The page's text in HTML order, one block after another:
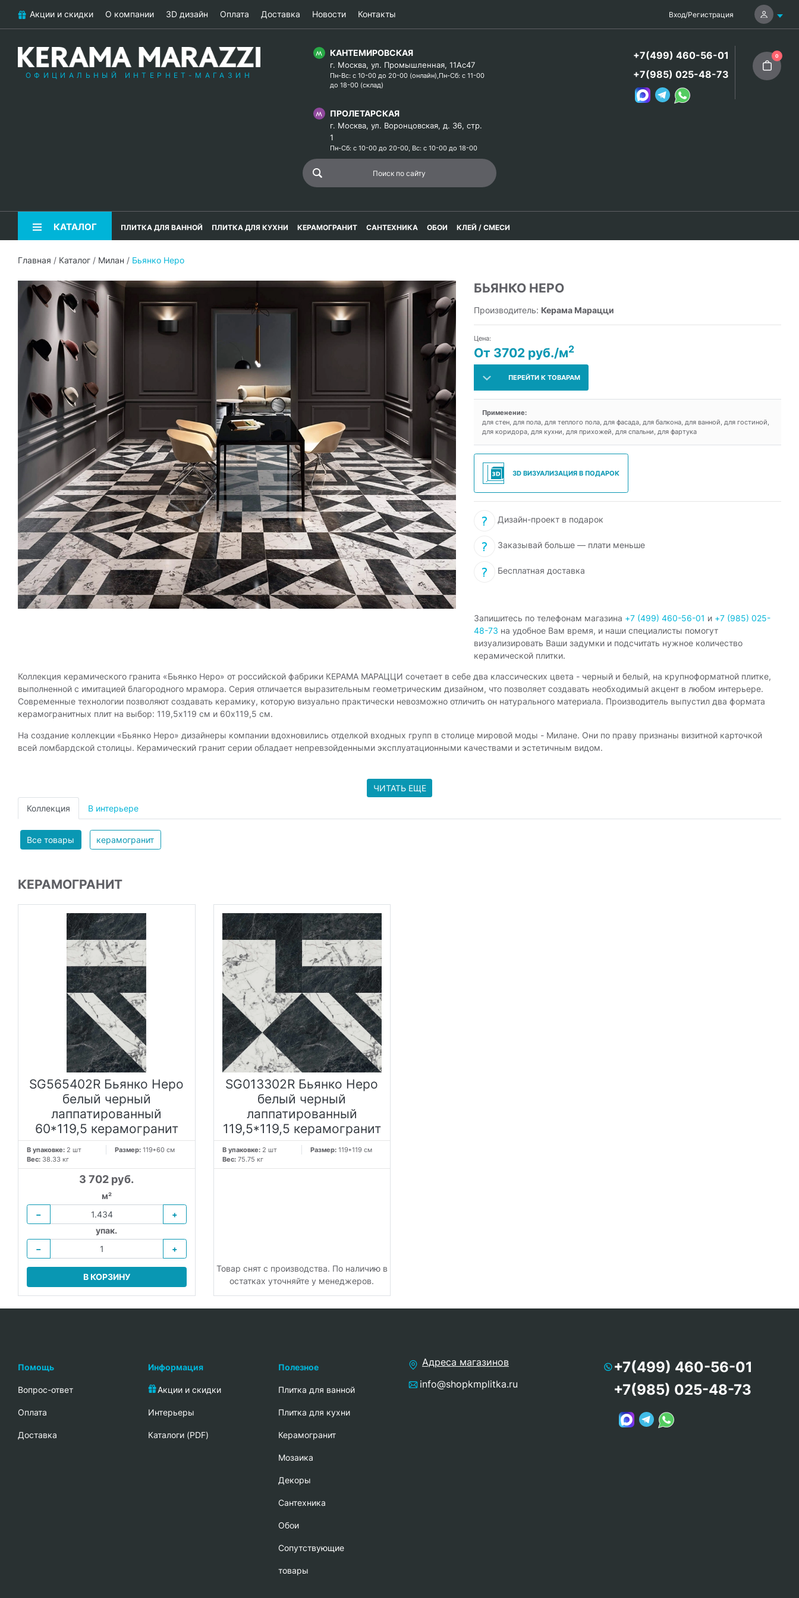
Акции и скидки О компании 3D дизайн Оплата Доставка Новости Контакты Вход/Регистрация
ОФИЦИАЛЬНЫЙ ИНТЕРНЕТ-МАГАЗИН
КАНТЕМИРОВСКАЯ
г. Москва, ул. Промышленная, 11Ас47
Пн-Вс: с 10-00 до 20-00 (онлайн),Пн-Сб: с 11-00
до 18-00 (склад)
ПРОЛЕТАРСКАЯ
г. Москва, ул. Воронцовская, д. 36, стр.
1
Пн-Сб: с 10-00 до 20-00, Вс: с 10-00 до 18-00
+7(499) 460-56-01
+7(985) 025-48-73
0
КАТАЛОГ ПЛИТКА ДЛЯ ВАННОЙ ПЛИТКА ДЛЯ КУХНИ КЕРАМОГРАНИТ САНТЕХНИКА ОБОИ КЛЕЙ / СМЕСИ
Главная / Каталог / Милан / Бьянко Неро
БЬЯНКО НЕРО
Производитель: Керама Марацци
Цена:
От 3702 руб./м2
ПЕРЕЙТИ К ТОВАРАМ
Применение:
для стен, для пола, для теплого пола, для фасада, для балкона, для ванной, для гостиной,
для коридора, для кухни, для прихожей, для спальни, для фартука
3D ВИЗУАЛИЗАЦИЯ В ПОДАРОК
Дизайн-проект в подарок
Заказывай больше — плати меньше
Бесплатная доставка
Запишитесь по телефонам магазина +7 (499) 460-56-01 и +7 (985) 025-
48-73 на удобное Вам время, и наши специалисты помогут
визуализировать Ваши задумки и подсчитать нужное количество
керамической плитки.
Коллекция керамического гранита «Бьянко Неро» от российской фабрики КЕРАМА МАРАЦЦИ сочетает в себе два классических цвета - черный и белый, на крупноформатной плитке,
выполненной с имитацией благородного мрамора. Серия отличается выразительным геометрическим дизайном, что позволяет создавать необходимый акцент в любом интерьере.
Современные технологии позволяют создавать керамику, которую визуально практически невозможно отличить он натурального материала. Производитель выпустил два формата
керамогранитных плит на выбор: 119,5x119 см и 60x119,5 см.
На создание коллекции «Бьянко Неро» дизайнеры компании вдохновились отделкой входных групп в столице мировой моды - Милане. Они по праву признаны визитной карточкой
всей ломбардской столицы. Керамический гранит серии обладает непревзойденными эксплуатационными качествами и эстетичным видом.
ЧИТАТЬ ЕЩЕ
Коллекция В интерьере
Все товары керамогранит
КЕРАМОГРАНИТ
SG565402R Бьянко Неро
белый черный
лаппатированный
60*119,5 керамогранит
В упаковке: 2 шт Размер:119*60 см
Вес: 38.33 кг
3 702 руб.
м²
−
+
упак.
−
+
В КОРЗИНУ
SG013302R Бьянко Неро
белый черный
лаппатированный
119,5*119,5 керамогранит
В упаковке:2 шт Размер: 119*119 см
Вес: 75.75 кг
Товар снят с производства. По наличию в
остатках уточняйте у менеджеров.
Помощь
Вопрос-ответ
Oплата
Доставка
Информация
Акции и скидки
Интерьеры
Каталоги (PDF)
Полезное
Плитка для ванной
Плитка для кухни
Керамогранит
Мозаика
Декоры
Сантехника
Обои
Сопутствующие
товары
Адреса магазинов
info@shopkmplitka.ru
+7(499) 460-56-01
+7(985) 025-48-73